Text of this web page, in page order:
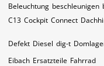
Beleuchtung beschleunigen
C13 Cockpit Connect
Defekt Diesel dig-t
Eibach Ersatzteile Fahrrad